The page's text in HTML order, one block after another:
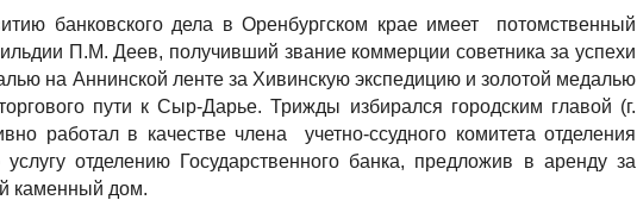
банковского дела в Оренбургском крае имеет потомственный
П.М. Деев, получивший звание коммерции советника за успехи
на Аннинской ленте за Хивинскую экспедицию и золотой медалью
пути к Сыр-Дарье. Трижды избирался городским главой (г.
работал в качестве члена учетно-ссудного комитета отделения
отделению Государственного банка, предложив в аренду за
каменный дом.